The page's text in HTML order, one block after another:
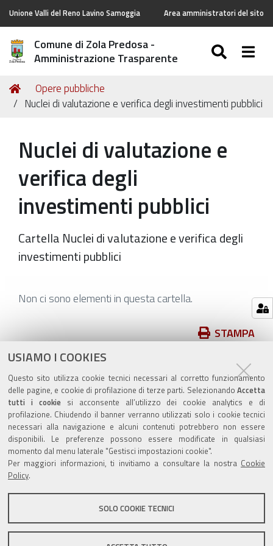
USIAMO I COOKIES
Questo sito utilizza cookie tecnici necessari al corretto funzionamento
delle pagine, e cookie di profilazione di terze parti. Selezionando Accetta
tutti i cookiesi acconsente all’utilizzo dei cookie analytics e di
profilazione. Chiudendo il banner verranno utilizzati solo i cookie tecnici
necessari alla navigazione e alcuni contenuti potrebbero non essere
disponibili. Le preferenze possono essere modificate in qualsiasi
momento dal menu laterale "Gestisci impostazioni cookie".
Per maggiori informazioni, ti invitiamo a consultare la nostra Cookie
Policy.
SOLO COOKIE TECNICI
Unione Valli del Reno Lavino Samoggia Area amministratori del sito
Comune di Zola Predosa -
Amministrazione Trasparente
Tu
sei
Home
Opere pubbliche
Nuclei di valutazione e verifica degli investimenti pubblici
Nuclei di valutazione e
verifica degli
investimenti pubblici
Cartella Nuclei di valutazione e verifica degli
investimenti pubblici
Non ci sono elementi in questa cartella.
documento
STAMPA
pubblicato il12/06/2018
ultima modifica12/06/2018
Valuta questo sito
Sito istituzionale Comune di Zola Predosa